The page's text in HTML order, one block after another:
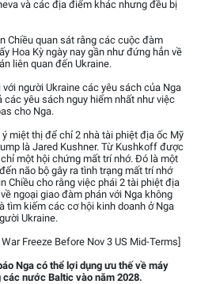
và các địa điểm khác nhưng đều bị
Chiều quan sát rằng các cuộc đàm
Hoa Kỳ ngày nay gần như đứng hẳn về
liên quan đến Ukraine.
người Ukraine các yêu sách của Nga
các yêu sách nguy hiểm nhất như việc
cho Nga.
miệt thị để chỉ 2 nhà tài phiệt địa ốc Mỹ
là Jared Kushner. Từ Kushkoff được
một hội chứng mất trí nhớ. Đó là một
não bộ gây ra tình trạng mất trí nhớ
Chiều cho rằng việc phái 2 tài phiệt địa
ngoại giao đàm phán với Nga không
tìm kiếm các cơ hội kinh doanh ở Nga
Ukraine.
Freeze Before Nov 3 US Mid-Terms]
Nga có thể lợi dụng ưu thế về máy
nước Baltic vào năm 2028.